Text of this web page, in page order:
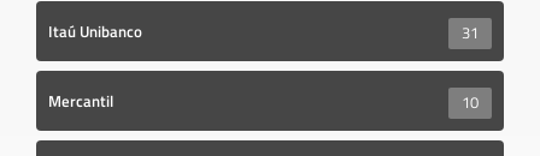
Itaú Unibanco 31
Mercantil 10